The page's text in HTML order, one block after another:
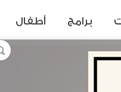
برامج أطفال